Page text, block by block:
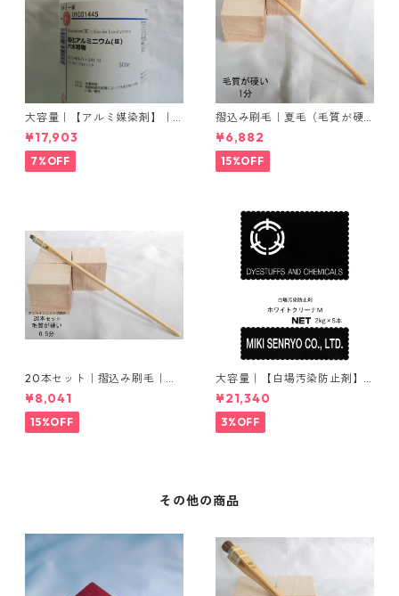
大容量｜【アルミ媒染剤】｜5
00g−5本入り｜塩化アルミニ
ウム
¥17,903
7%OFF
摺込み刷毛｜夏毛（毛質が硬
い）1分｜16本入り＊1セット
¥6,882
15%OFF
20本セット｜摺込み刷毛｜夏
毛（毛質が硬い）0.5分
¥8,041
15%OFF
大容量｜【白場汚染防止剤】
｜2kg×5本｜ホワイトクリー
ナＭ
¥21,340
3%OFF
その他の商品